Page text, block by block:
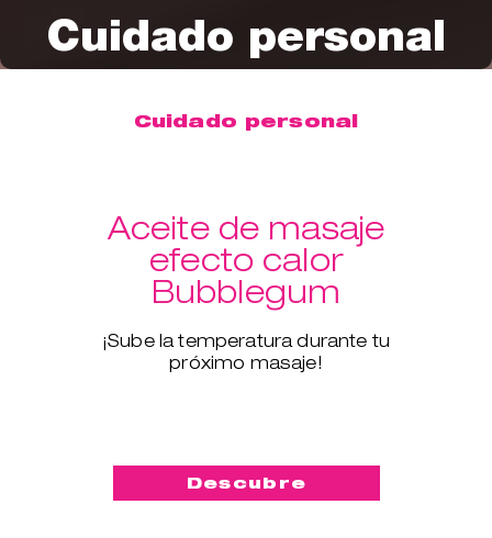
Cuidado personal
Cuidado personal
Aceite de masaje
efecto calor
Bubblegum
¡Sube la temperatura durante tu
próximo masaje!
Descubre